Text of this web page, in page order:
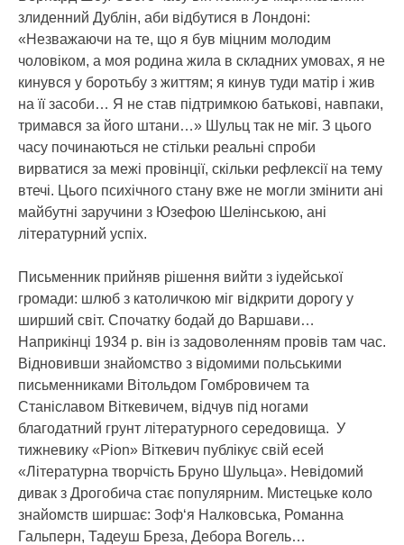
злиденний Дублін, аби відбутися в Лондоні:
«Незважаючи на те, що я був міцним молодим
чоловіком, а моя родина жила в складних умовах, я не
кинувся у боротьбу з життям; я кинув туди матір і жив
на її засоби… Я не став підтримкою батькові, навпаки,
тримався за його штани…» Шульц так не міг. З цього
часу починаються не стільки реальні спроби
вирватися за межі провінції, скільки рефлексії на тему
втечі. Цього психічного стану вже не могли змінити ані
майбутні заручини з Юзефою Шелінською, ані
літературний успіх.
Письменник прийняв рішення вийти з іудейської
громади: шлюб з католичкою міг відкрити дорогу у
ширший світ. Спочатку бодай до Варшави…
Наприкінці 1934 р. він із задоволенням провів там час.
Відновивши знайомство з відомими польськими
письменниками Вітольдом Гомбровичем та
Станіславом Віткевичем, відчув під ногами
благодатний грунт літературного середовища. У
тижневику «Pion» Віткевич публікує свій есей
«Літературна творчість Бруно Шульца». Невідомий
дивак з Дрогобича стає популярним. Мистецьке коло
знайомств ширшає: Зоф‘я Налковська, Романна
Гальперн, Тадеуш Бреза, Дебора Вогель…